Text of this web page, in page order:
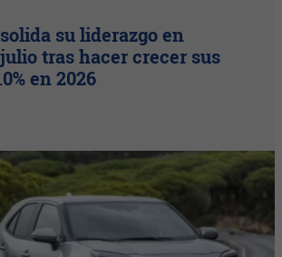
su liderazgo en
tras hacer crecer sus
en 2026